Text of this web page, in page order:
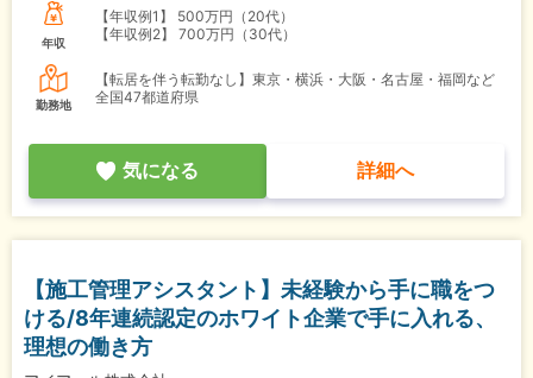
年収
【年収例1】
500万円（20代）
【年収例2】
700万円（30代）
勤務地
【転居を伴う転勤なし】東京・横浜・大阪・名古屋・福岡など
全国47都道府県
気になる 詳細へ
【施工管理アシスタント】未経験から手に職をつ
ける/8年連続認定のホワイト企業で手に入れる、
理想の働き方